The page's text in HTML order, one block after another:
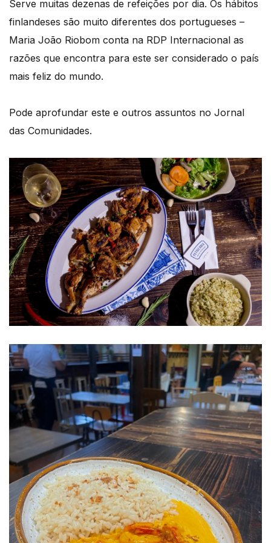
Serve muitas dezenas de refeições por dia. Os hábitos
finlandeses são muito diferentes dos portugueses –
Maria João Riobom conta na RDP Internacional as
razões que encontra para este ser considerado o país
mais feliz do mundo.
Pode aprofundar este e outros assuntos no Jornal
das Comunidades.